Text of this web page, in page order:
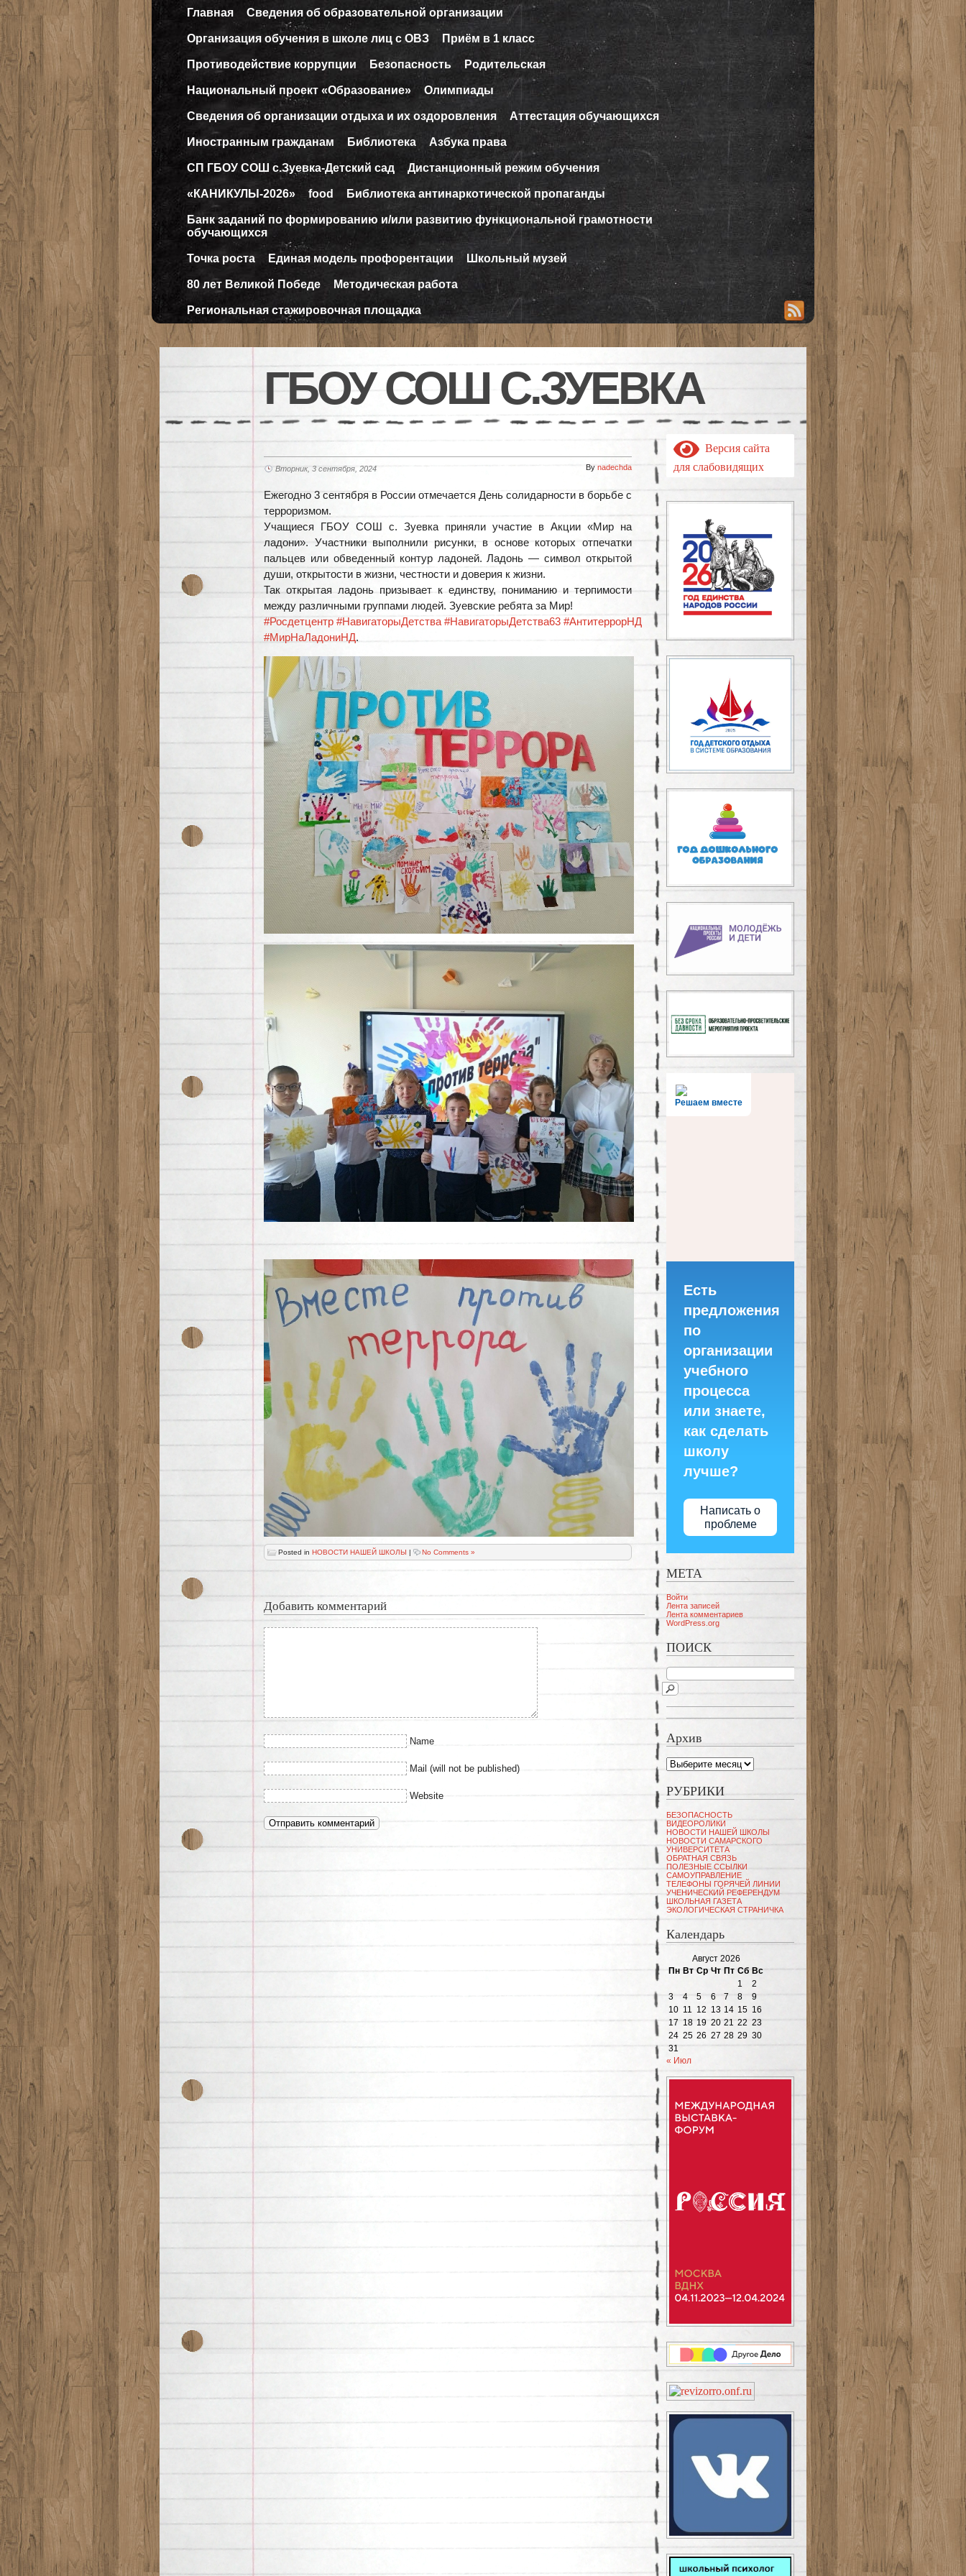
Главная Сведения об образовательной организации
Организация обучения в школе лиц с ОВЗ Приём в 1 класс
Противодействие коррупции Безопасность Родительская
Национальный проект «Образование» Олимпиады
Сведения об организации отдыха и их оздоровления Аттестация обучающихся
Иностранным гражданам Библиотека Азбука права
СП ГБОУ СОШ с.Зуевка-Детский сад Дистанционный режим обучения
«КАНИКУЛЫ-2026» food Библиотека антинаркотической пропаганды
Банк заданий по формированию и/или развитию функциональной грамотности
обучающихся
Точка роста Единая модель профорентации Школьный музей
80 лет Великой Победе Методическая работа
Региональная стажировочная площадка
ГБОУ СОШ С.ЗУЕВКА
By nadechda
Вторник, 3 сентября, 2024
Ежегодно 3 сентября в России отмечается День солидарности в борьбе с
терроризмом.
Учащиеся ГБОУ СОШ с. Зуевка приняли участие в Акции «Мир на
ладони». Участники выполнили рисунки, в основе которых отпечатки
пальцев или обведенный контур ладоней. Ладонь — символ открытой
души, открытости в жизни, честности и доверия к жизни.
Так открытая ладонь призывает к единству, пониманию и терпимости
между различными группами людей. Зуевские ребята за Мир!
#Росдетцентр #НавигаторыДетства #НавигаторыДетства63 #АнтитеррорНД
#МирНаЛадониНД.
Posted in НОВОСТИ НАШЕЙ ШКОЛЫ | No Comments »
Добавить комментарий
Name
Mail (will not be published)
Website
Версия сайта
для слабовидящих
Решаем вместе
Есть
предложения
по
организации
учебного
процесса
или знаете,
как сделать
школу
лучше?
Написать о
проблеме
МЕТА
Войти
Лента записей
Лента комментариев
WordPress.org
ПОИСК
Архив
Архив
РУБРИКИ
БЕЗОПАСНОСТЬ
ВИДЕОРОЛИКИ
НОВОСТИ НАШЕЙ ШКОЛЫ
НОВОСТИ САМАРСКОГО
УНИВЕРСИТЕТА
ОБРАТНАЯ СВЯЗЬ
ПОЛЕЗНЫЕ ССЫЛКИ
САМОУПРАВЛЕНИЕ
ТЕЛЕФОНЫ ГОРЯЧЕЙ ЛИНИИ
УЧЕНИЧЕСКИЙ РЕФЕРЕНДУМ
ШКОЛЬНАЯ ГАЗЕТА
ЭКОЛОГИЧЕСКАЯ СТРАНИЧКА
Календарь
Август 2026
Пн Вт Ср Чт Пт Сб Вс
1
2
3
4 5 6 7 8
9
10 11 12 13 14 15 16
17 18 19 20 21 22 23
24 25 26 27 28 29 30
31
« Июл